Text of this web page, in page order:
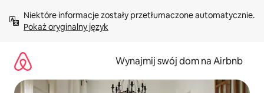
treści Pokaż oryginalny język
Wynajmij swój dom na Airbnb